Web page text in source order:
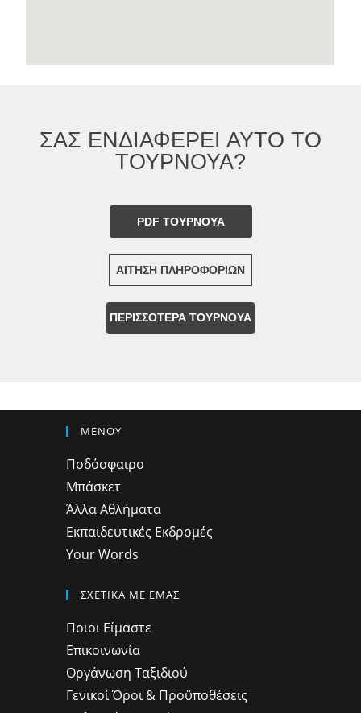
ΣΑΣ ΕΝΔΙΑΦΕΡΕΙ ΑΥΤΟ ΤΟ
ΤΟΥΡΝΟΥΑ?
PDF ΤΟΥΡΝΟΥΑ
ΑΙΤΗΣΗ ΠΛΗΡΟΦΟΡΙΩΝ
ΠΕΡΙΣΣΟΤΕΡΑ ΤΟΥΡΝΟΥΑ
ΜΕΝΟΥ
Ποδόσφαιρο
Μπάσκετ
Άλλα Αθλήματα
Εκπαιδευτικές Εκδρομές
Your Words
ΣΧΕΤΙΚΑ ΜΕ ΕΜΑΣ
Ποιοι Είμαστε
Επικοινωνία
Οργάνωση Ταξιδιού
Γενικοί Όροι & Προϋποθέσεις